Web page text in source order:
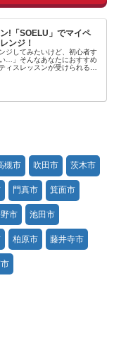
!「SOELU」でマイペ
ンジ！
ジしてみたいけど、初心者す
…」そんなあなたにおすすめ
ィスレッスンが受けられるオ
槻市 吹田市 茨木市
門真市 箕面市
市 池田市
柏原市 藤井寺市